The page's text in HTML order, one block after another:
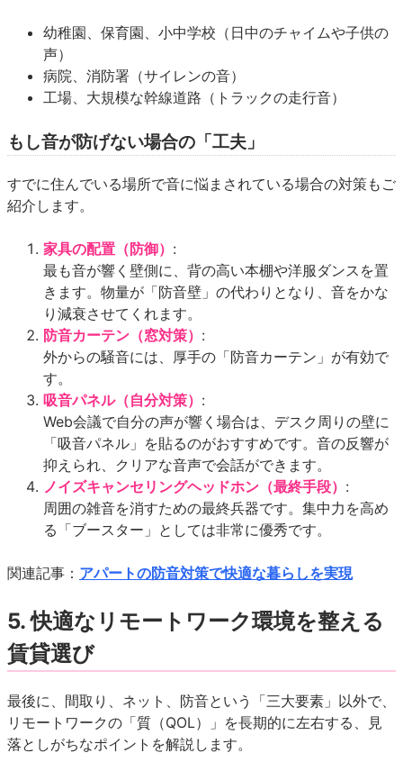
幼稚園、保育園、小中学校（日中のチャイムや子供の
声）
病院、消防署（サイレンの音）
工場、大規模な幹線道路（トラックの走行音）
もし音が防げない場合の「工夫」
すでに住んでいる場所で音に悩まされている場合の対策もご
紹介します。
家具の配置（防御） :
最も音が響く壁側に、背の高い本棚や洋服ダンスを置
きます。物量が「防音壁」の代わりとなり、音をかな
り減衰させてくれます。
防音カーテン（窓対策） :
外からの騒音には、厚手の「防音カーテン」が有効で
す。
吸音パネル（自分対策） :
Web会議で自分の声が響く場合は、デスク周りの壁に
「吸音パネル」を貼るのがおすすめです。音の反響が
抑えられ、クリアな音声で会話ができます。
ノイズキャンセリングヘッドホン（最終手段） :
周囲の雑音を消すための最終兵器です。集中力を高め
る「ブースター」としては非常に優秀です。
関連記事： アパートの防音対策で快適な暮らしを実現
5. 快適なリモートワーク環境を整える
賃貸選び
最後に、間取り、ネット、防音という「三大要素」以外で、
リモートワークの「質（QOL）」を長期的に左右する、見
落としがちなポイントを解説します。